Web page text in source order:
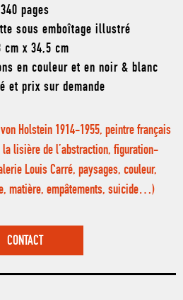
340 pages
sous emboîtage illustré
cm x 34,5 cm
en couleur et en noir & blanc
et prix sur demande
Holstein 1914-1955, peintre français
lisière de l’abstraction, figuration-
Louis Carré, paysages, couleur,
matière, empâtements, suicide…)
CONTACT